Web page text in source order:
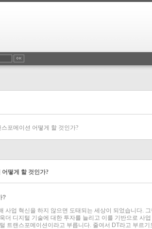
포메이션 어떻게 할 것인가?
떻게 할 것인가?
?
사업 혁신을 하지 않으면 도태되는 세상이 되었습니다.
더 디지털 기술에 대한 투자를 늘리고 이를 기반으로 사
트랜스포메이션이라고 부릅니다. 줄여서 DT라고 부르기